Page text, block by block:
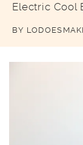
Electric Cool
BY